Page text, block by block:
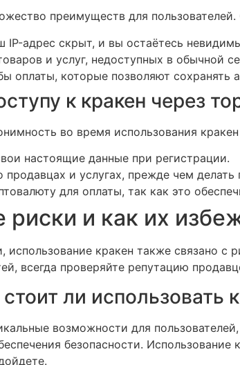
преимуществ для
IP-адрес скрыт, и вы остаётесь
и услуг, недоступных в обычной
оплаты, которые позволяют сохранять
к кракен через
во время использования
настоящие данные при регистрации.
продавцах и услугах, прежде чем делать
для оплаты, так как это
и как их
использование кракен также связано
всегда проверяйте репутацию
ли использовать
возможности для
безопасности.